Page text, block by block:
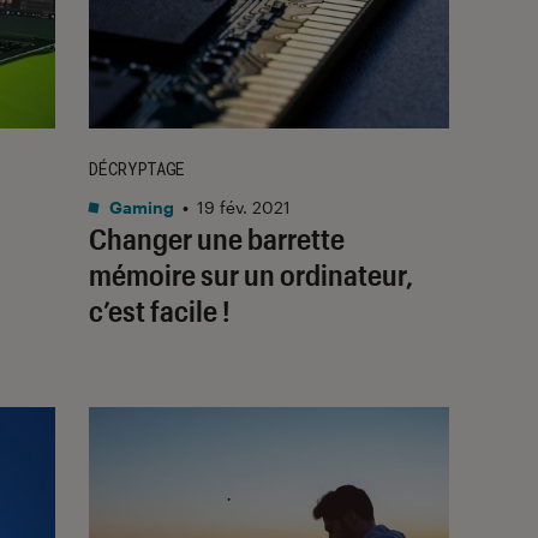
Changer une barrette
mémoire sur un ordinateur,
c’est facile !
DÉCRYPTAGE
Gaming • 19 fév. 2021